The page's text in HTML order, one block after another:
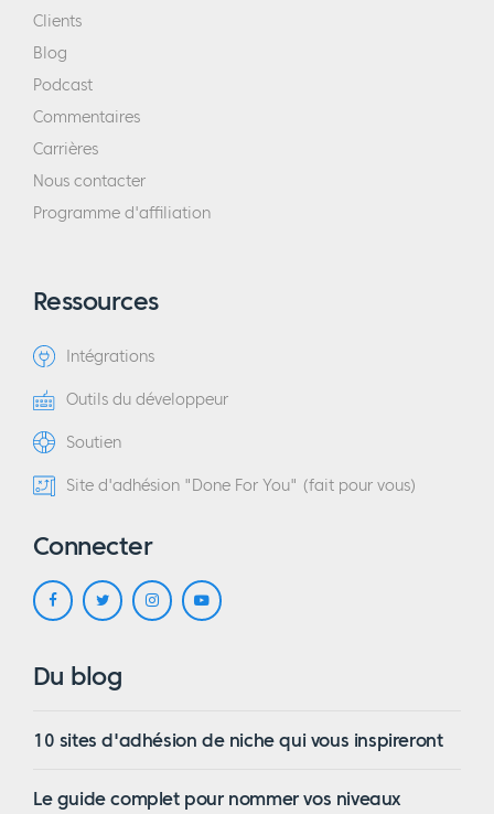
Clients
Blog
Podcast
Commentaires
Carrières
Nous contacter
Programme d'affiliation
Ressources
Intégrations
Outils du développeur
Soutien
Site d'adhésion "Done For You" (fait pour vous)
Connecter
Du blog
10 sites d'adhésion de niche qui vous inspireront
Le guide complet pour nommer vos niveaux